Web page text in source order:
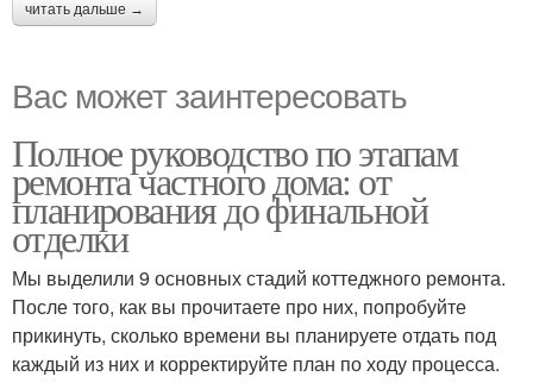
читать дальше →
Вас может заинтересовать
Полное руководство по этапам
ремонта частного дома: от
планирования до финальной
отделки
Мы выделили 9 основных стадий коттеджного ремонта.
После того, как вы прочитаете про них, попробуйте
прикинуть, сколько времени вы планируете отдать под
каждый из них и корректируйте план по ходу процесса.